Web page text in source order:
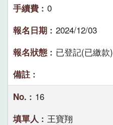
0
2024/12/03
已登記(已繳款)
16
王寶翔